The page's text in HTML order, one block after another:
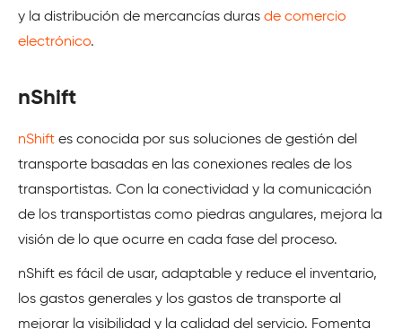
y la distribución de mercancías duras de comercio
electrónico.
nShift
nShift es conocida por sus soluciones de gestión del
transporte basadas en las conexiones reales de los
transportistas. Con la conectividad y la comunicación
de los transportistas como piedras angulares, mejora la
visión de lo que ocurre en cada fase del proceso.
nShift es fácil de usar, adaptable y reduce el inventario,
los gastos generales y los gastos de transporte al
mejorar la visibilidad y la calidad del servicio. Fomenta